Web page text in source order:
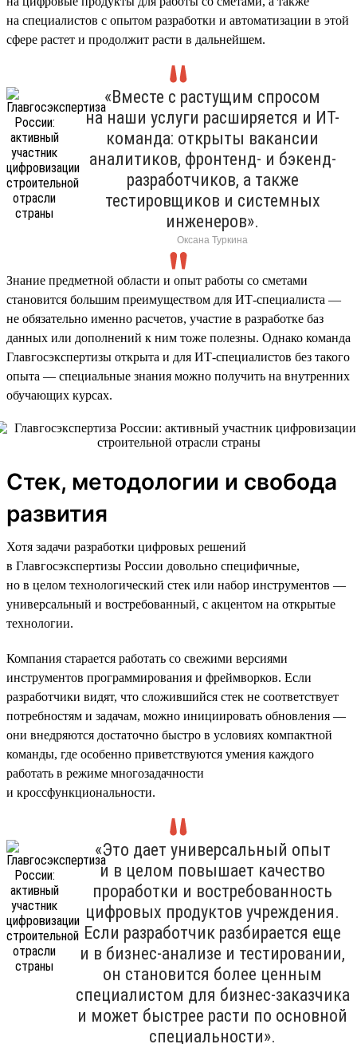
на специалистов с опытом разработки и автоматизации в этой
сфере растет и продолжит расти в дальнейшем.
«Вместе с растущим спросом
на наши услуги расширяется и ИТ-
команда: открыты вакансии
аналитиков, фронтенд- и бэкенд-
разработчиков, а также
тестировщиков и системных
инженеров».
Оксана Туркина
Знание предметной области и опыт работы со сметами
становится большим преимуществом для ИТ-специалиста —
не обязательно именно расчетов, участие в разработке баз
данных или дополнений к ним тоже полезны. Однако команда
Главгосэкспертизы открыта и для ИТ-специалистов без такого
опыта — специальные знания можно получить на внутренних
обучающих курсах.
Стек, методологии и свобода
развития
Хотя задачи разработки цифровых решений
в Главгосэкспертизы России довольно специфичные,
но в целом технологический стек или набор инструментов —
универсальный и востребованный, с акцентом на открытые
технологии.
Компания старается работать со свежими версиями
инструментов программирования и фреймворков. Если
разработчики видят, что сложившийся стек не соответствует
потребностям и задачам, можно инициировать обновления —
они внедряются достаточно быстро в условиях компактной
команды, где особенно приветствуются умения каждого
работать в режиме многозадачности
и кроссфункциональности.
«Это дает универсальный опыт
и в целом повышает качество
проработки и востребованность
цифровых продуктов учреждения.
Если разработчик разбирается еще
и в бизнес-анализе и тестировании,
он становится более ценным
специалистом для бизнес-заказчика
и может быстрее расти по основной
специальности».